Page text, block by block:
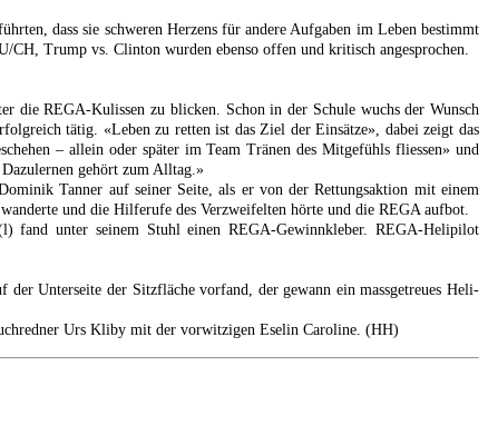
dass sie schweren Herzens für andere Aufgaben im Leben bestimmt
Trump vs. Clinton wurden ebenso offen und kritisch angesprochen.
die REGA-Kulissen zu blicken. Schon in der Schule wuchs der Wunsch
tätig. «Leben zu retten ist das Ziel der Einsätze», dabei zeigt das
– allein oder später im Team Tränen des Mitgefühls fliessen» und
gehört zum Alltag.»
Tanner auf seiner Seite, als er von der Rettungsaktion mit einem
und die Hilferufe des Verzweifelten hörte und die REGA aufbot.
fand unter seinem Stuhl einen REGA-Gewinnkleber. REGA-Helipilot
Unterseite der Sitzfläche vorfand, der gewann ein massgetreues Heli-
Urs Kliby mit der vorwitzigen Eselin Caroline. (HH)